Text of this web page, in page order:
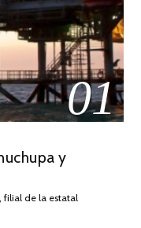
01
y
filial de la estatal